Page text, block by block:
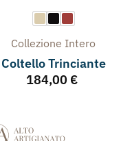
Collezione Intero
Coltello Trinciante
184,00 €